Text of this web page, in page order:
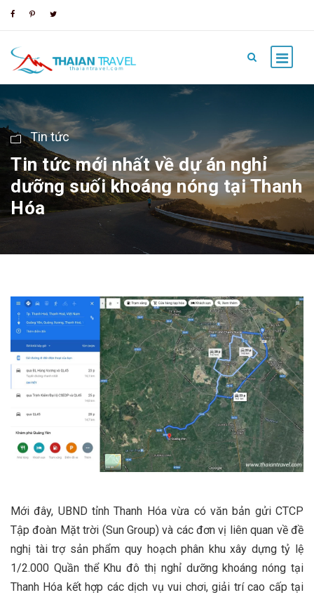
Tin tức
Tin tức mới nhất về dự án nghỉ
dưỡng suối khoáng nóng tại Thanh
Hóa
Mới đây, UBND tỉnh Thanh Hóa vừa có văn bản gửi CTCP
Tập đoàn Mặt trời (Sun Group) và các đơn vị liên quan về đề
nghị tài trợ sản phẩm quy hoạch phân khu xây dựng tỷ lệ
1/2.000 Quần thể Khu đô thị nghỉ dưỡng khoáng nóng tại
Thanh Hóa kết hợp các dịch vụ vui chơi, giải trí cao cấp tại